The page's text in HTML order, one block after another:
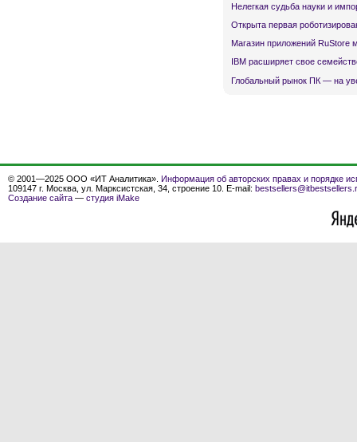
Нелегкая судьба науки и
Открыта первая
Магазин приложений RuStore
IBM расширяет свое
Глобальный рынок ПК — на
© 2001—2025 ООО «ИТ Аналитика». Информация об авторских правах и порядке
109147 г. Москва, ул. Марксистская, 34, строение 10. E-mail:
Создание сайта — студия iMake